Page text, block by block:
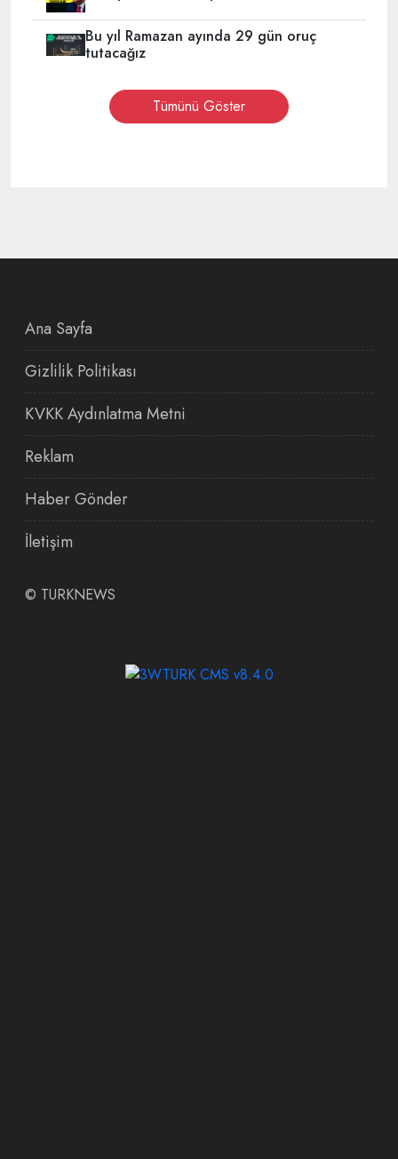
Bu yıl Ramazan ayında 29 gün oruç
tutacağız
Tümünü Göster
Ana Sayfa
Gizlilik Politikası
KVKK Aydınlatma Metni
Reklam
Haber Gönder
İletişim
© TURKNEWS